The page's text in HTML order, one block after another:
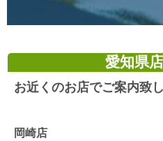
愛知県
お近くのお店でご案内致し
岡崎店